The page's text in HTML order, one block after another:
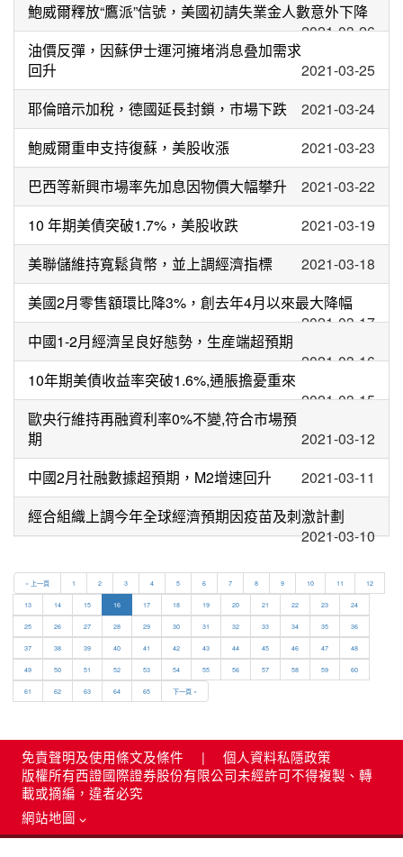
鮑威爾釋放“鷹派”信號，美國初請失業金人數意外下降
2021-03-26
油價反彈，因蘇伊士運河擁堵消息叠加需求
回升
2021-03-25
耶倫暗示加稅，德國延長封鎖，市場下跌
2021-03-24
鮑威爾重申支持復蘇，美股收漲
2021-03-23
巴西等新興市場率先加息因物價大幅攀升
2021-03-22
10 年期美債突破1.7%，美股收跌
2021-03-19
美聯儲維持寬鬆貨幣，並上調經濟指標
2021-03-18
美國2月零售額環比降3%，創去年4月以來最大降幅
2021-03-17
中國1-2月經濟呈良好態勢，生産端超預期
2021-03-16
10年期美債收益率突破1.6%,通脹擔憂重來
2021-03-15
歐央行維持再融資利率0%不變,符合市場預
期
2021-03-12
中國2月社融數據超預期，M2增速回升
2021-03-11
經合組織上調今年全球經濟預期因疫苗及刺激計劃
2021-03-10
« 上一頁 1 2 3 4 5 6 7 8 9 10 11 12
13 14 15 16 17 18 19 20 21 22 23 24
25 26 27 28 29 30 31 32 33 34 35 36
37 38 39 40 41 42 43 44 45 46 47 48
49 50 51 52 53 54 55 56 57 58 59 60
61 62 63 64 65 下一頁 »
免責聲明及使用條文及條件 | 個人資料私隱政策
版權所有西證國際證券股份有限公司未經許可不得複製、轉
載或摘編，違者必究
網站地圖